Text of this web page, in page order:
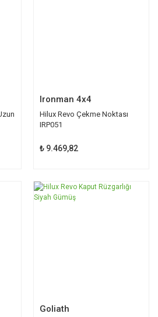
Ironman 4x4
Hilux Revo Çekme Noktası
IRP051
₺ 9.469,82
Goliath